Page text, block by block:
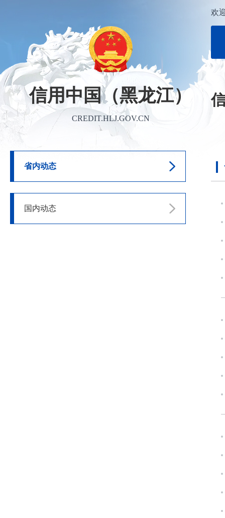
信用中国（黑龙江）
CREDIT.HLJ.GOV.CN
欢
省内动态
国内动态